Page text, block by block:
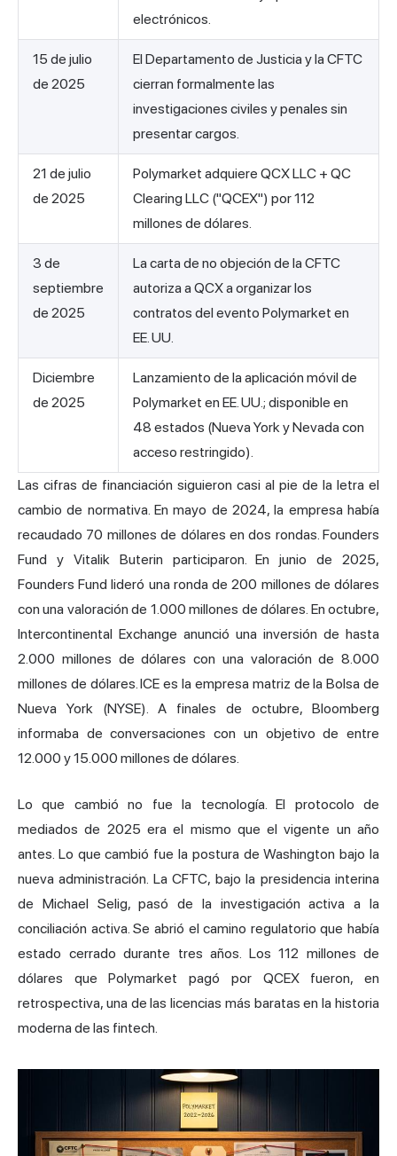
electrónicos.
15 de julio
de 2025
El Departamento de Justicia y la CFTC
cierran formalmente las
investigaciones civiles y penales sin
presentar cargos.
21 de julio
de 2025
Polymarket adquiere QCX LLC + QC
Clearing LLC ("QCEX") por 112
millones de dólares.
3 de
septiembre
de 2025
La carta de no objeción de la CFTC
autoriza a QCX a organizar los
contratos del evento Polymarket en
EE. UU.
Diciembre
de 2025
Lanzamiento de la aplicación móvil de
Polymarket en EE. UU.; disponible en
48 estados (Nueva York y Nevada con
acceso restringido).
Las cifras de financiación siguieron casi al pie de la letra el
cambio de normativa. En mayo de 2024, la empresa había
recaudado 70 millones de dólares en dos rondas. Founders
Fund y Vitalik Buterin participaron. En junio de 2025,
Founders Fund lideró una ronda de 200 millones de dólares
con una valoración de 1.000 millones de dólares. En octubre,
Intercontinental Exchange anunció una inversión de hasta
2.000 millones de dólares con una valoración de 8.000
millones de dólares. ICE es la empresa matriz de la Bolsa de
Nueva York (NYSE). A finales de octubre, Bloomberg
informaba de conversaciones con un objetivo de entre
12.000 y 15.000 millones de dólares.
Lo que cambió no fue la tecnología. El protocolo de
mediados de 2025 era el mismo que el vigente un año
antes. Lo que cambió fue la postura de Washington bajo la
nueva administración. La CFTC, bajo la presidencia interina
de Michael Selig, pasó de la investigación activa a la
conciliación activa. Se abrió el camino regulatorio que había
estado cerrado durante tres años. Los 112 millones de
dólares que Polymarket pagó por QCEX fueron, en
retrospectiva, una de las licencias más baratas en la historia
moderna de las fintech.